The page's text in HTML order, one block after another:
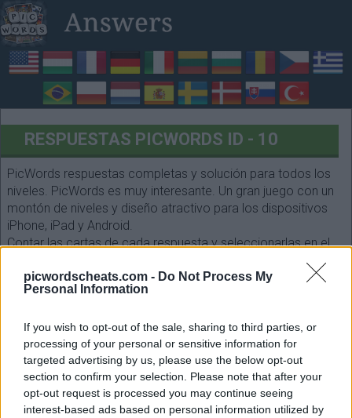
picwordscheats.com - Do Not Process My
Personal Information
If you wish to opt-out of the sale, sharing to third parties, or
processing of your personal or sensitive information for
targeted advertising by us, please use the below opt-out
section to confirm your selection. Please note that after your
opt-out request is processed you may continue seeing
interest-based ads based on personal information utilized by
RESPUESTAS PICWORDS ID - 10
PicWords respuestas completas y solución para todos los
niveles. PicWords es muy interesante. Un gran juego con un
montón de niveles y diseño atractivo para los dispositivos
iPhone, iPad y Android.
Contar las cartas de cada respuesta y seleccionarlas en el
Responder: volar, verde, aire